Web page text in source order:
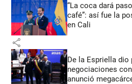
“La coca dará
café”: así fue la
en Cali
share
De la Espriella
negociaciones
anunció